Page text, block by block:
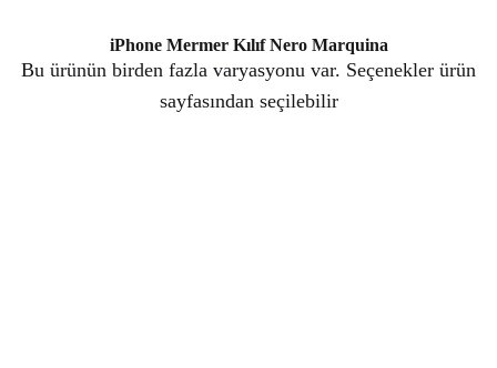
iPhone Mermer Kılıf Nero Marquina
Bu ürünün birden fazla varyasyonu var. Seçenekler ürün
sayfasından seçilebilir